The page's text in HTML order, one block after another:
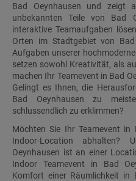
Bad Oeynhausen und zeigt
unbekannten Teile von Bad
interaktive Teamaufgaben
Orten im Stadtgebiet von
Aufgaben unserer
setzen sowohl Kreativität, als
machen Ihr Teamevent in Bad
Gelingt es Ihnen, die
Bad Oeynhausen zu
schlussendlich zu erklimmen?
Möchten Sie Ihr Teamevent in
Indoor-Location abhalten?
Oeynhausen ist an einer
Indoor Teamevent in Bad
Komfort einer Räumlichkeit in